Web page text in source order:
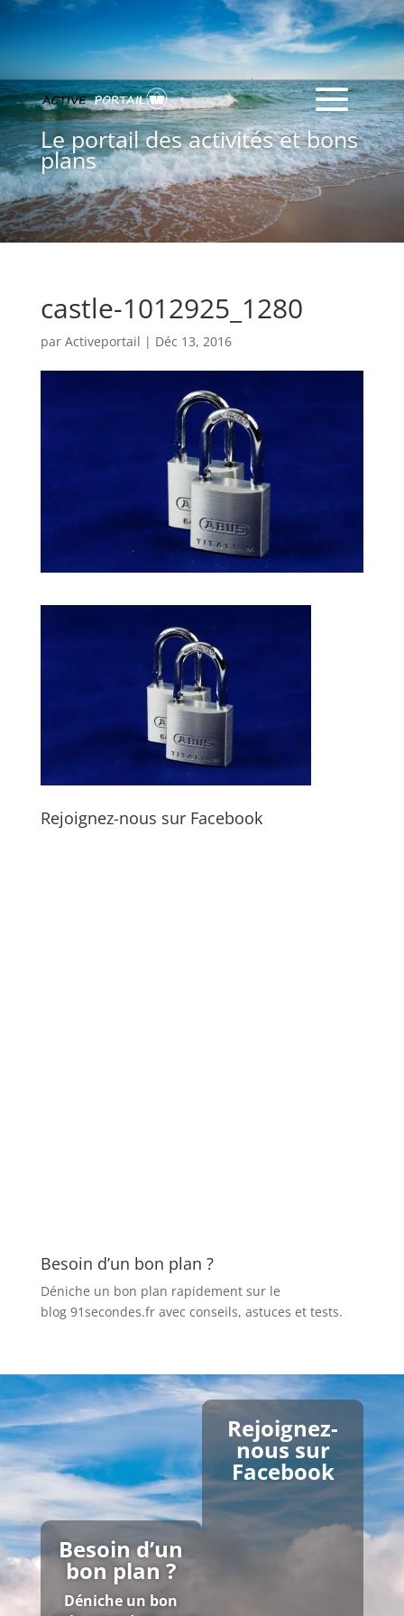
Le portail des activités et bons
plans
castle-1012925_1280
par Activeportail | Déc 13, 2016
Rejoignez-nous sur Facebook
Besoin d’un bon plan ?
Déniche un bon plan rapidement sur le
blog 91secondes.fravec conseils, astuces et tests.
Besoin d’un
bon plan ?
Déniche un bon
Rejoignez-
nous sur
Facebook